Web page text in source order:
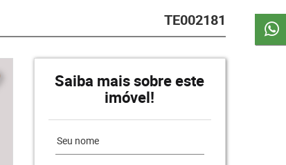
TE002181
Saiba mais sobre este
imóvel!